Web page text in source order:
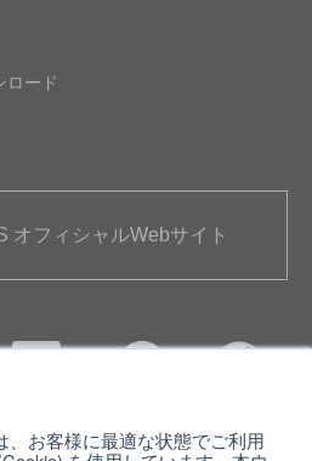
、お客様に最適な状態でご利用
ロード
オフィシャルWebサイト
ウェブサイト利用規約